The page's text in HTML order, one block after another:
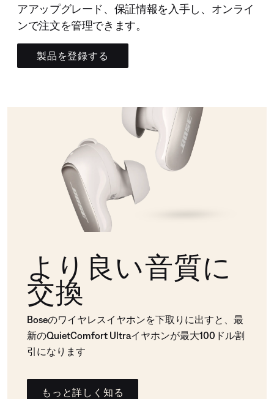
アアップグレード、保証情報を入手し、オンライ
ンで注文を管理できます。
製品を登録する
より良い音質に
交換
Boseのワイヤレスイヤホンを下取りに出すと、最
新のQuietComfort Ultraイヤホンが最大100ドル割
引になります
もっと詳しく知る